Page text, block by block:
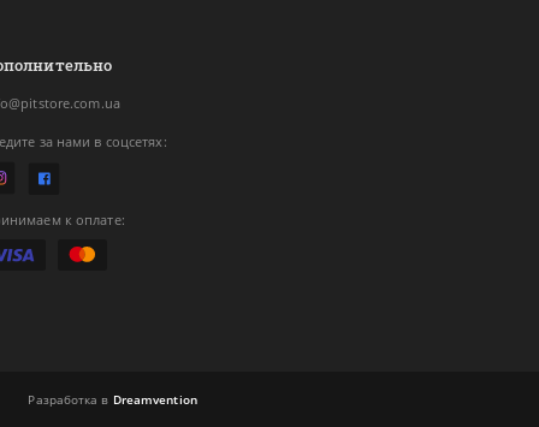
за нами в соцсетях:
к оплате:
Разработка в Dreamvention